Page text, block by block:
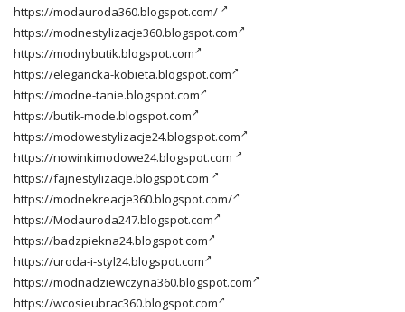
https://modauroda360.blogspot.com/
https://modnestylizacje360.blogspot.com
https://modnybutik.blogspot.com
https://elegancka-kobieta.blogspot.com
https://modne-tanie.blogspot.com
https://butik-mode.blogspot.com
https://modowestylizacje24.blogspot.com
https://nowinkimodowe24.blogspot.com
https://fajnestylizacje.blogspot.com
https://modnekreacje360.blogspot.com/
https://Modauroda247.blogspot.com
https://badzpiekna24.blogspot.com
https://uroda-i-styl24.blogspot.com
https://modnadziewczyna360.blogspot.com
https://wcosieubrac360.blogspot.com